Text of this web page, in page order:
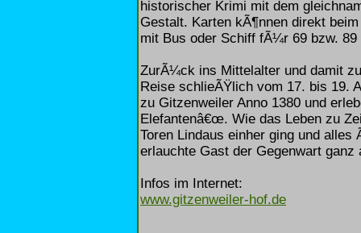
historischer Krimi mit dem
Gestalt. Karten kÃ¶nnen direkt
mit Bus oder Schiff fÃ¼r 69 bzw.
ZurÃ¼ck ins Mittelalter und damit
Reise schlieÃŸlich vom 17. bis 19.
zu Gitzenweiler Anno 1380 und
Elefantenâ€œ. Wie das Leben zu
Toren Lindaus einher ging und
erlauchte Gast der Gegenwart
Infos im Internet:
www.gitzenweiler-hof.de